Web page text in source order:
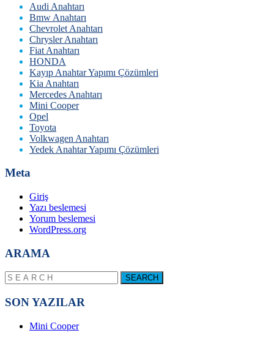
Audi Anahtarı
Bmw Anahtarı
Chevrolet Anahtarı
Chrysler Anahtarı
Fiat Anahtarı
HONDA
Kayıp Anahtar Yapımı Çözümleri
Kia Anahtarı
Mercedes Anahtarı
Mini Cooper
Opel
Toyota
Volkwagen Anahtarı
Yedek Anahtar Yapımı Çözümleri
Meta
Giriş
Yazı beslemesi
Yorum beslemesi
WordPress.org
ARAMA
SON YAZILAR
Mini Cooper